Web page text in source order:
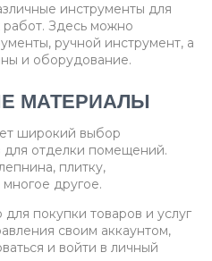
инструменты для
работ. Здесь можно
ручной инструмент, а
и оборудование.
МАТЕРИАЛЫ
широкий выбор
для отделки помещений.
плитку,
другое.
покупки товаров и услуг
своим аккаунтом,
и войти в личный